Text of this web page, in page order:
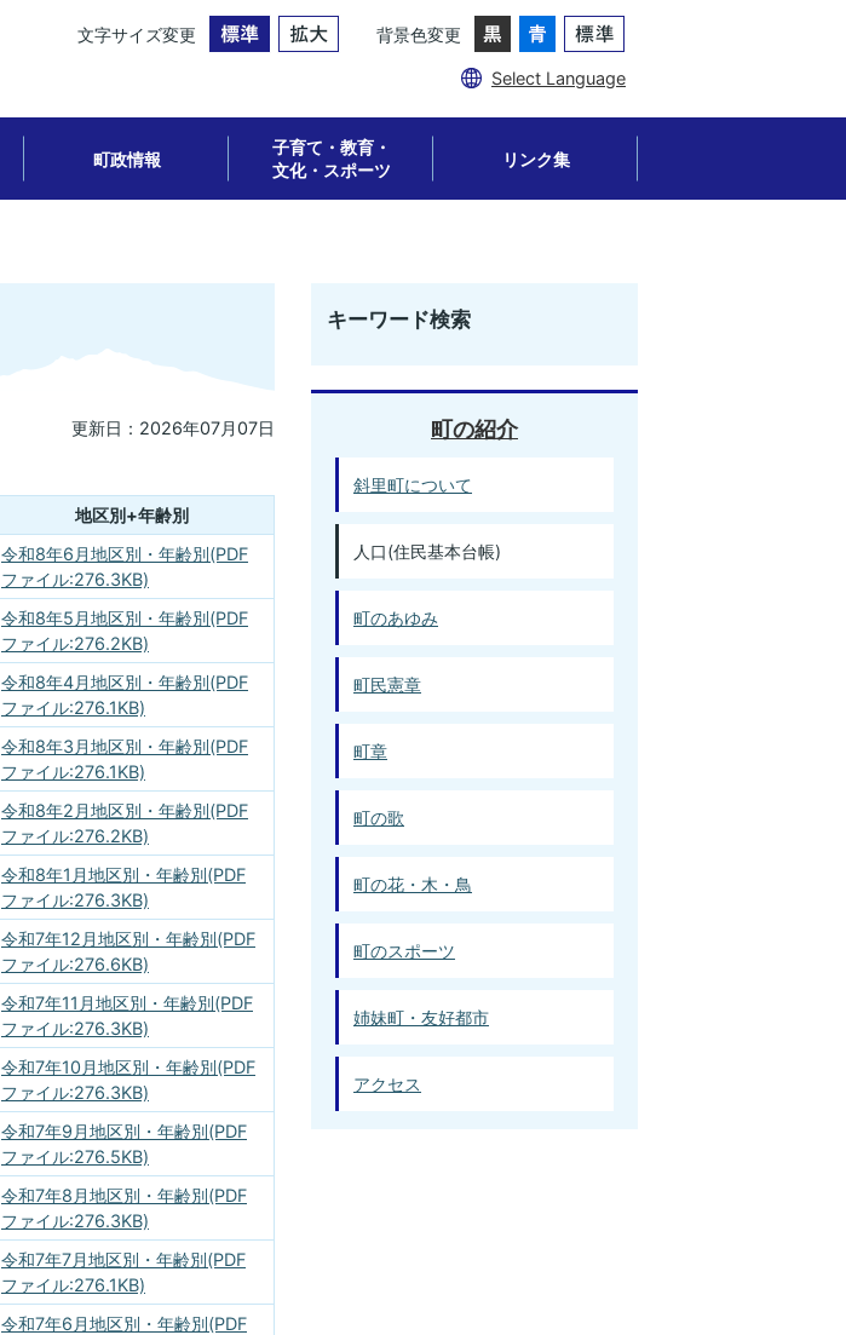
文字サイズ変更 背景色変更
Select Language
町政情報
子育て・教育・
文化・スポーツ
リンク集
更新日：2026年07月07日
地区別+年齢別
令和8年6月地区別・年齢別(PDF
ファイル:276.3KB)
令和8年5月地区別・年齢別(PDF
ファイル:276.2KB)
令和8年4月地区別・年齢別(PDF
ファイル:276.1KB)
令和8年3月地区別・年齢別(PDF
ファイル:276.1KB)
令和8年2月地区別・年齢別(PDF
ファイル:276.2KB)
令和8年1月地区別・年齢別(PDF
ファイル:276.3KB)
令和7年12月地区別・年齢別(PDF
ファイル:276.6KB)
令和7年11月地区別・年齢別(PDF
ファイル:276.3KB)
令和7年10月地区別・年齢別(PDF
ファイル:276.3KB)
令和7年9月地区別・年齢別(PDF
ファイル:276.5KB)
令和7年8月地区別・年齢別(PDF
ファイル:276.3KB)
令和7年7月地区別・年齢別(PDF
ファイル:276.1KB)
令和7年6月地区別・年齢別(PDF
キーワード検索
町の紹介
斜里町について
人口(住民基本台帳)
町のあゆみ
町民憲章
町章
町の歌
町の花・木・鳥
町のスポーツ
姉妹町・友好都市
アクセス